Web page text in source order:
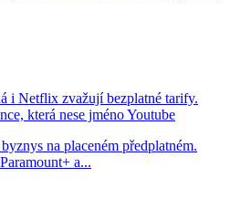
i Netflix zvažují bezplatné tarify.
která nese jméno Youtube
na placeném předplatném.
a...